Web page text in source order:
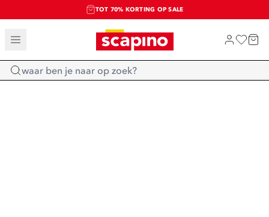
TOT 70% KORTING OP SALE
SALE: LAATSTE KANS!
SHOP NIEUW
Home